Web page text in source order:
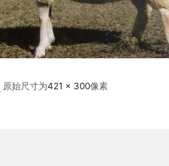
原始尺寸为421 × 300像素